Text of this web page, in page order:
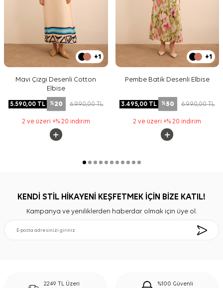
+1
Mavi Çizgi Desenli Cotton
Elbise
5.590,00TL %20 6.990,00TL
2 ve üzeri +% 20 indirim
+1
Pembe Batik Desenli Elbise
3.495,00TL %50 6.990,00TL
2 ve üzeri +% 20 indirim
KENDİ STİL HİKAYENİ KEŞFETMEK İÇİN BİZE KATIL!
Kampanya ve yeniliklerden haberdar olmak için üye ol.
2249 TL Üzeri
%100 Güvenli